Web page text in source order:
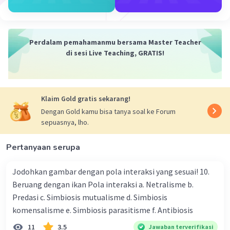
PENGELOLAAN ASMA:
seperti bronkodilator (untuk melebarkan
saluran pernapasan) dan kortikosteroid (untuk
2.Penghindaran pemicu:Menghindari paparan
terhadap alergen atau pencetus yang memicu
serangan asma, seperti asap rokok, polusi udara,
debu, dan alergen lainnya.
3.Manajemen gaya hidup:Melakukan olahraga
teratur, menjaga berat badan ideal, dan
mengendalikan gejala asma.
4.Rencana tindakan darurat:Mengetahui cara
mengatasi serangan asma darurat dengan
menggunakan alat bantu napas atau inhaler
yang diresepkan oleh dokter.
Perdalam pemahamanmu bersama Master Teacher
di sesi Live Teaching, GRATIS!
Klaim Gold gratis sekarang!
Dengan Gold kamu bisa tanya soal ke Forum
sepuasnya, lho.
Pertanyaan serupa
Jodohkan gambar dengan pola interaksi yang sesuai! 10.
Beruang dengan ikan Pola interaksi a. Netralisme b.
Predasi c. Simbiosis mutualisme d. Simbiosis
komensalisme e. Simbiosis parasitisme f. Antibiosis
11 3.5 Jawaban terverifikasi